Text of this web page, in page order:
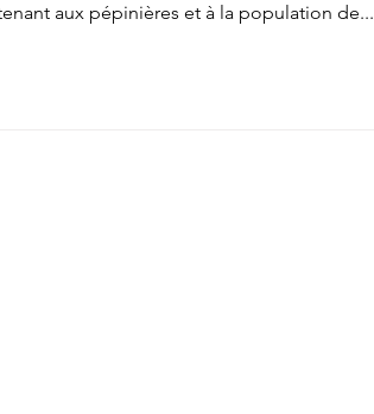
aux pépinières et à la population de...